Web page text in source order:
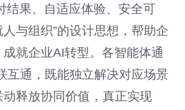
结果、自适应体验、安全可
与组织”的设计思想，帮助企
就企业AI转型。各智能体通
互通，既能独立解决对应场景
释放协同价值，真正实现